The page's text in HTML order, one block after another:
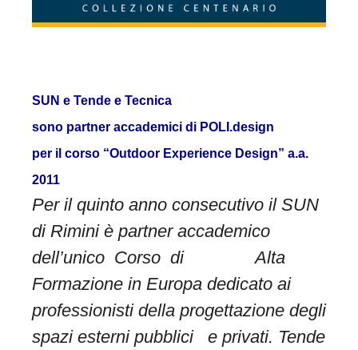
SUN e Tende e Tecnica
sono partner accademici di POLI.design
per il corso “Outdoor Experience Design” a.a.
2011
Per il quinto anno consecutivo il SUN
di Rimini è partner accademico
dell’unico Corso di Alta
Formazione in Europa dedicato ai
professionisti della progettazione degli
spazi esterni pubblici e privati. Tende